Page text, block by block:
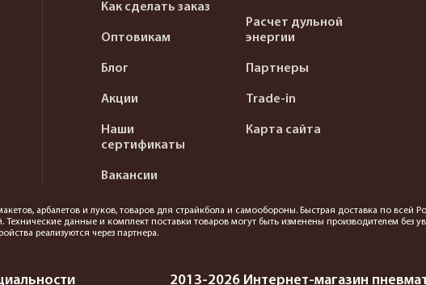
Как сделать заказ
Оптовикам
Блог
Акции
Наши
сертификаты
Вакансии
Расчет дульной
энергии
Партнеры
Trade-in
Карта сайта
арбалетов и луков, товаров для страйкбола и самообороны. Быстрая доставка по
Технические данные и комплект поставки товаров могут быть изменены производителем
реализуются через партнера.
2013-2026 Интернет-магазин